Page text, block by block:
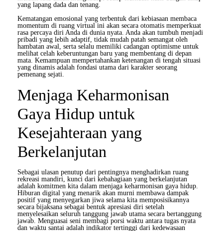
yang lapang dada dan tenang.
Kematangan emosional yang terbentuk dari kebiasaan membaca
momentum di ruang virtual ini akan secara otomatis memperkuat
rasa percaya diri Anda di dunia nyata. Anda akan tumbuh menjadi
pribadi yang lebih adaptif, tidak mudah patah semangat oleh
hambatan awal, serta selalu memiliki cadangan optimisme untuk
melihat celah keberuntungan baru yang membentang di depan
mata. Kemampuan mempertahankan ketenangan di tengah situasi
yang dinamis adalah fondasi utama dari karakter seorang
pemenang sejati.
Menjaga Keharmonisan
Gaya Hidup untuk
Kesejahteraan yang
Berkelanjutan
Sebagai ulasan penutup dari pentingnya menghadirkan ruang
rekreasi mandiri, kunci dari kebahagiaan yang berkelanjutan
adalah komitmen kita dalam menjaga keharmonisan gaya hidup.
Hiburan digital yang menarik akan murni membawa dampak
positif yang menyegarkan jiwa selama kita memposisikannya
secara bijaksana sebagai bentuk apresiasi diri setelah
menyelesaikan seluruh tanggung jawab utama secara bertanggung
jawab. Menguasai seni membagi porsi waktu antara tugas nyata
dan waktu santai adalah indikator tertinggi dari kedewasaan